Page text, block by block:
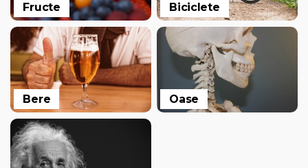
Fructe Biciclete
Bere Oase